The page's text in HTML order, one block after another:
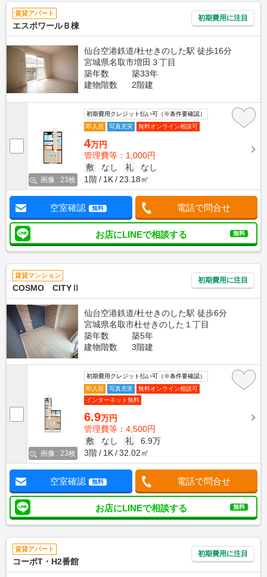
賃貸アパート
エスポワールＢ棟
初期費用に注目
仙台空港鉄道/杜せきのした駅 徒歩16分
宮城県名取市増田３丁目
築年数
築33年
建物階数
2階建
画像 : 23枚
初期費用クレジット払い可（※条件要確認）
即入居
写真充実 無料オンライン相談可
4万円
管理費等：1,000円
敷
なし 礼
なし
1階
1K 23.18㎡
空室確認 無料 電話で問合せ
お店にLINEで相談する 無料
賃貸マンション
COSMO CITYⅡ
初期費用に注目
仙台空港鉄道/杜せきのした駅 徒歩6分
宮城県名取市杜せきのした１丁目
築年数
築5年
建物階数
3階建
画像 : 23枚
初期費用クレジット払い可（※条件要確認）
即入居
写真充実
無料オンライン相談可
インターネット無料
6.9万円
管理費等：4,500円
敷
なし 礼
6.9万
3階
1K 32.02㎡
空室確認 無料 電話で問合せ
お店にLINEで相談する 無料
賃貸アパート
コーポT・H2番館
初期費用に注目